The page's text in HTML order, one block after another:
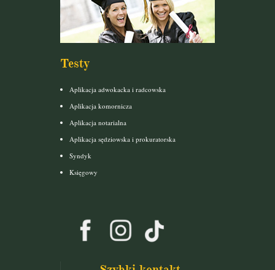
Testy
Aplikacja adwokacka i radcowska
Aplikacja komornicza
Aplikacja notarialna
Aplikacja sędziowska i prokuratorska
Syndyk
Księgowy